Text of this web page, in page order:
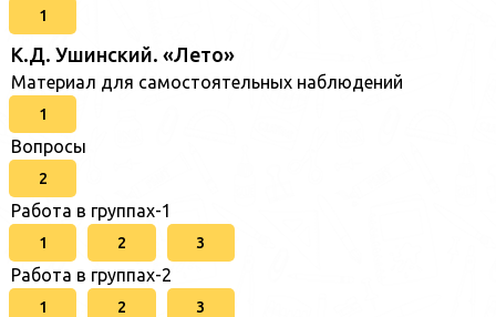
1
К.Д. Ушинский. «Лето»
Материал для самостоятельных наблюдений
1
Вопросы
2
Работа в группах-1
1 2 3
Работа в группах-2
1 2 3